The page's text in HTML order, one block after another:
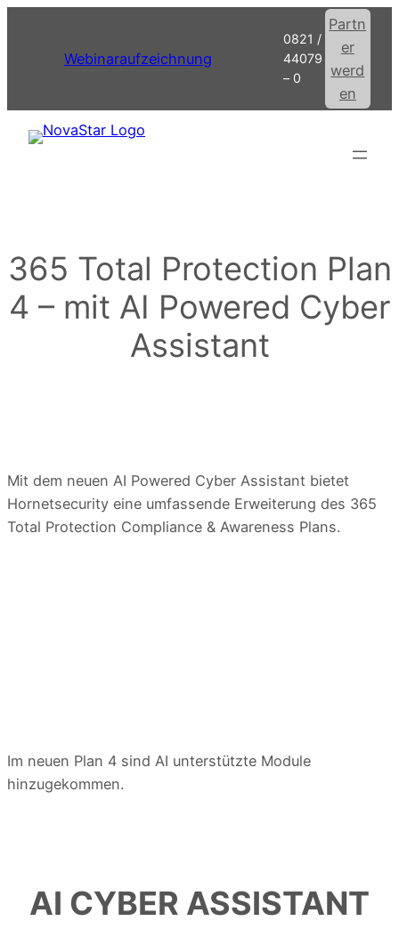
springenWebinaraufzeichnung
0821 /
44079
– 0
Partn
er
werd
en
365 Total Protection Plan
4 – mit AI Powered Cyber
Assistant
Mit dem neuen AI Powered Cyber Assistant bietet
Hornetsecurity eine umfassende Erweiterung des 365
Total Protection Compliance & Awareness Plans.
Im neuen Plan 4 sind AI unterstützte Module
hinzugekommen.
AI CYBER ASSISTANT